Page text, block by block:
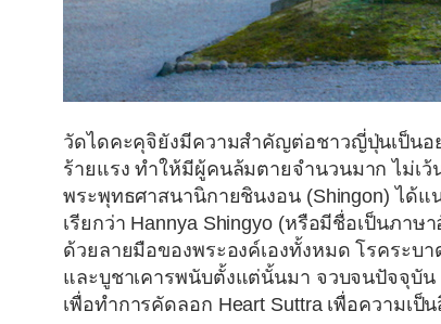
วัดไดคะคุจิยังมีความสำคัญต่อชาวญี่ปุ่นเป็นอ
ร้ายแรง ทำให้มีผู้คนล้มตายจำนวนมาก ไม่เ
พระพุทธศาสนานิกายชินงอน (Shingon) ได้
เรียกว่า Hannya Shingyo(หรือมีชื่อเป็นภาษา
ด้วยลายมือของพระองค์เองทั้งหมด โรคระบ
และบูชาเคารพนับตั้งแต่นั้นมา จวบจนปัจจุบั
เพื่อทำการคัดลอก Heart Suttra เพื่อความเ